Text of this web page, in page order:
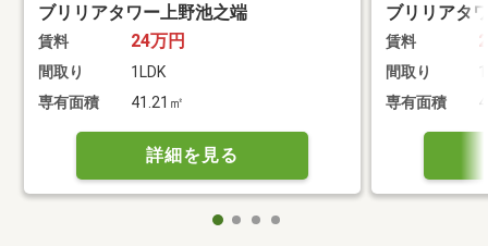
ブリリアタワー上野池之端
賃料 24万円
間取り
1LDK
専有面積
41.21㎡
詳細を見る
ブリリアタ
賃料
間取り
専有面積